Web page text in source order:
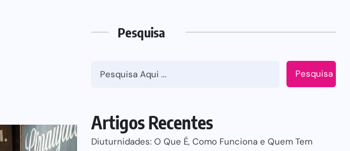
Pesquisa
Pesquisa
Artigos Recentes
Diuturnidades: O Que É, Como Funciona e Quem Tem